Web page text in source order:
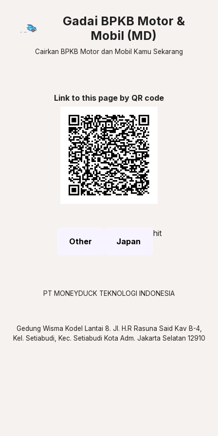
Gadai BPKB Motor &
Mobil (MD)
Cairkan BPKB Motor dan Mobil Kamu Sekarang
Link to this page by QR code
Other Japan
hit
PT MONEYDUCK TEKNOLOGI INDONESIA
Gedung Wisma Kodel Lantai 8. Jl. H.R Rasuna Said Kav B-4,
Kel. Setiabudi, Kec. Setiabudi Kota Adm. Jakarta Selatan 12910